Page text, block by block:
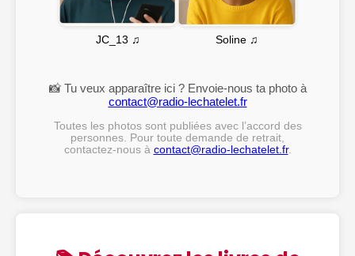
JC_13 ♫ Soline ♫
📸 Tu veux apparaître ici ? Envoie-nous ta photo à
contact@radio-lechatelet.fr
Toutes les photos sont publiées avec l’accord des
personnes. Pour toute demande de retrait,
contactez-nous à contact@radio-lechatelet.fr.